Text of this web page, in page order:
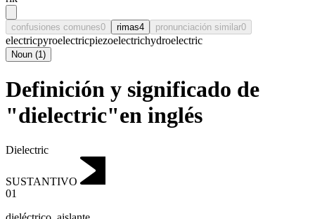
confusiones comunes0 rimas4 pronunciación similar0
electricpyroelectricpiezoelectrichydroelectric
Noun (1)
Definición y significado de
"dielectric"en inglés
Dielectric
SUSTANTIVO
01